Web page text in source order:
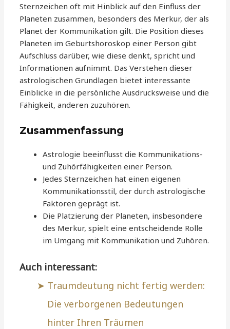
Sternzeichen oft mit Hinblick auf den Einfluss der
Planeten zusammen, besonders des Merkur, der als
Planet der Kommunikation gilt. Die Position dieses
Planeten im Geburtshoroskop einer Person gibt
Aufschluss darüber, wie diese denkt, spricht und
Informationen aufnimmt. Das Verstehen dieser
astrologischen Grundlagen bietet interessante
Einblicke in die persönliche Ausdrucksweise und die
Fähigkeit, anderen zuzuhören.
Zusammenfassung
Astrologie beeinflusst die Kommunikations-
und Zuhörfähigkeiten einer Person.
Jedes Sternzeichen hat einen eigenen
Kommunikationsstil, der durch astrologische
Faktoren geprägt ist.
Die Platzierung der Planeten, insbesondere
des Merkur, spielt eine entscheidende Rolle
im Umgang mit Kommunikation und Zuhören.
Auch interessant:
Traumdeutung nicht fertig werden:
Die verborgenen Bedeutungen
hinter Ihren Träumen